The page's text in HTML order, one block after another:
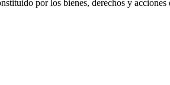
por los bienes, derechos y